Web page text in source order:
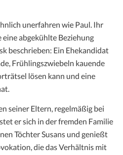
unerfahren wie Paul. Ihr
abgekühlte Beziehung
beschrieben: Ein Ehekandidat
Frühlingszwiebeln kauende
lösen kann und eine
seiner Eltern, regelmäßig bei
er sich in der fremden Familie
Töchter Susans und genießt
die das Verhältnis mit